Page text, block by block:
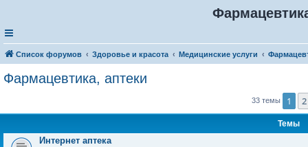
Список форумов Здоровье и красота Медицинские услуги
Фармацевтика, аптеки
33 темы 1 2
Темы
Интернет аптека